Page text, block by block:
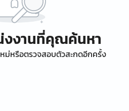
งงานที่คุณค้นหา
ม่หรือตรวจสอบตัวสะกดอีกครั้ง